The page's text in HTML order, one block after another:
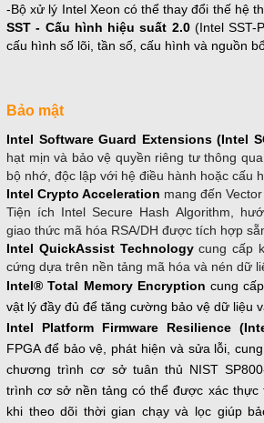
-Bộ xử lý Intel Xeon có thể thay đổi thế hệ
SST - Cấu hình hiệu suất 2.0(Intel SST-
cấu hình số lõi, tần số, cấu hình và nguồn
Bảo mật
Intel Software Guard Extensions (Intel
hạt mịn và bảo vệ quyền riêng tư thông
bộ nhớ, độc lập với hệ điều hành hoặc cấu
Intel Crypto Acceleration mang đến Vector
Tiện ích Intel Secure Hash Algorithm,
giao thức mã hóa RSA/DH được tích hợp
Intel QuickAssist Technologycung cấp
cứng dựa trên nền tảng mã hóa và nén dữ
Intel® Total Memory Encryption cung
vật lý đầy đủ để tăng cường bảo vệ dữ liệu
Intel Platform Firmware Resilience
FPGA để bảo vệ, phát hiện và sửa lỗi,
chương trình cơ sở tuân thủ NIST
trình cơ sở nền tảng có thể được xác thực
khi theo dõi thời gian chạy và lọc giúp